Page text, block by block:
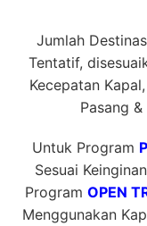
Jumlah
Tentatif,
Kecepatan
Pasang
Untuk Program
Sesuai
Program OPEN
Menggunakan